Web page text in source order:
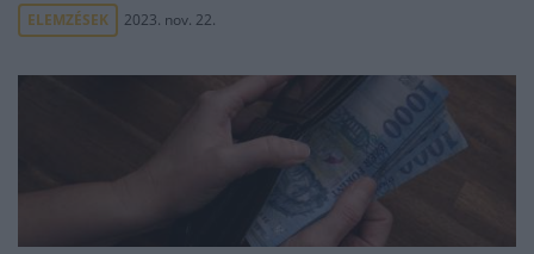
ELEMZÉSEK 2023. nov. 22.